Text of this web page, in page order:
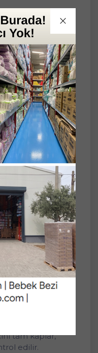
işleme tabi
selüliti
yardımcı
suda bekletip
için banyo
sonra nemli
Örme Banyo
bir banyo
hem de hafif
kullanılır.
– bitkisel
uyumludur.
suyu kolayca
tam kaplar,
edilir.